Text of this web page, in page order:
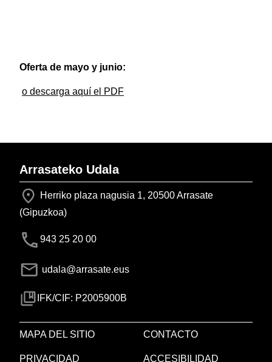
Oferta de mayo y junio:
o descarga aquí el PDF
Arrasateko Udala
Herriko plaza nagusia 1, 20500 Arrasate
(Gipuzkoa)
943 25 20 00
udala@arrasate.eus
IFK/CIF: P2005900B
MAPA DEL SITIO CONTACTO
PRIVACIDAD ACCESIBILIDAD